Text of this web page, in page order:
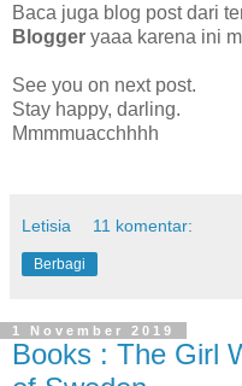
Baca juga blog post dari
Blogger yaaa karena ini
See you on next post.
Stay happy, darling.
Mmmmuacchhhh
Letisia 11 komentar:
Berbagi
1 November 2019
Books : The Girl